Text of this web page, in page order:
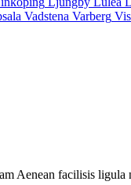
Vadstena Varberg
Aenean facilisis